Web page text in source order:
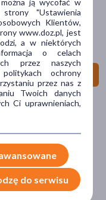
ją wycofać w
"Ustawienia
Klientów,
www.doz.pl, jest
a w niektórych
o celach
przez naszych
ochrony
przez nas z
Twoich danych
Ci uprawnieniach,
do serwisu